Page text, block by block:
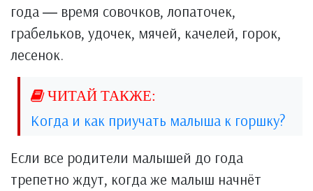
года ― время совочков, лопаточек,
грабельков, удочек, мячей, качелей, горок,
лесенок.
Когда и как приучать малыша к горшку?
Если все родители малышей до года
трепетно ждут, когда же малыш начнёт